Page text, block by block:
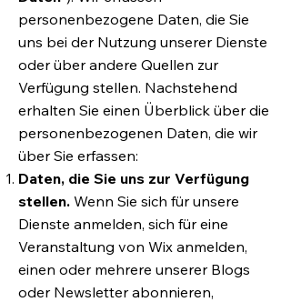
personenbezogene Daten, die Sie
uns bei der Nutzung unserer Dienste
oder über andere Quellen zur
Verfügung stellen. Nachstehend
erhalten Sie einen Überblick über die
personenbezogenen Daten, die wir
über Sie erfassen:
Daten, die Sie uns zur Verfügung
stellen. Wenn Sie sich für unsere
Dienste anmelden, sich für eine
Veranstaltung von Wix anmelden,
einen oder mehrere unserer Blogs
oder Newsletter abonnieren,